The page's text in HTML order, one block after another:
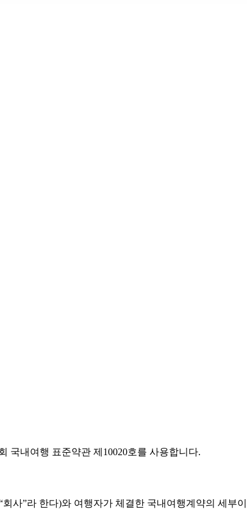
국내여행 표준약관 제10020호를 사용합니다.
사”라 한다)와 여행자가 체결한 국내여행계약의 세부